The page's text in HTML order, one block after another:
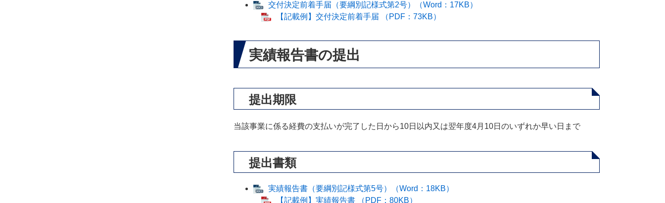
交付決定前着手届（要綱別記様式第2号）（Word：17KB）
【記載例】交付決定前着手届 （PDF：73KB）
実績報告書の提出
提出期限
当該事業に係る経費の支払いが完了した日から10日以内又は翌年度4月10日のいずれか早い日まで
提出書類
実績報告書（要綱別記様式第5号）（Word：18KB）
【記載例】実績報告書 （PDF：80KB）